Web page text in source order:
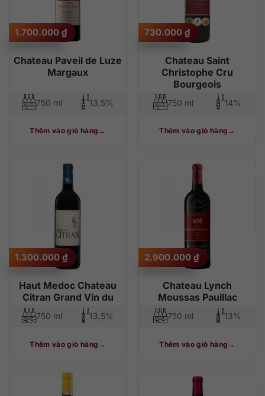
Chateau Paveil de Luze
Margaux
1.700.000 ₫
750 ml 13,5%
Thêm vào giỏ hàng
Chateau Saint
Christophe Cru
Bourgeois
730.000 ₫
750 ml 14%
Thêm vào giỏ hàng
Haut Medoc Chateau
Citran Grand Vin du
1.300.000 ₫
750 ml 13,5%
Thêm vào giỏ hàng
Chateau Lynch
Moussas Pauillac
2.900.000 ₫
750 ml 13%
Thêm vào giỏ hàng